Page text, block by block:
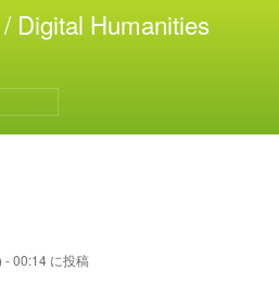
メ
イ
コ
テ
動
Digital Humanities
- 00:14 に投稿